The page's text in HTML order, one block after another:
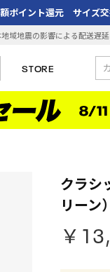
ポイント還元 サイズ
地域地震の影響による配送遅延
STORE
クラシ
リーン）
￥